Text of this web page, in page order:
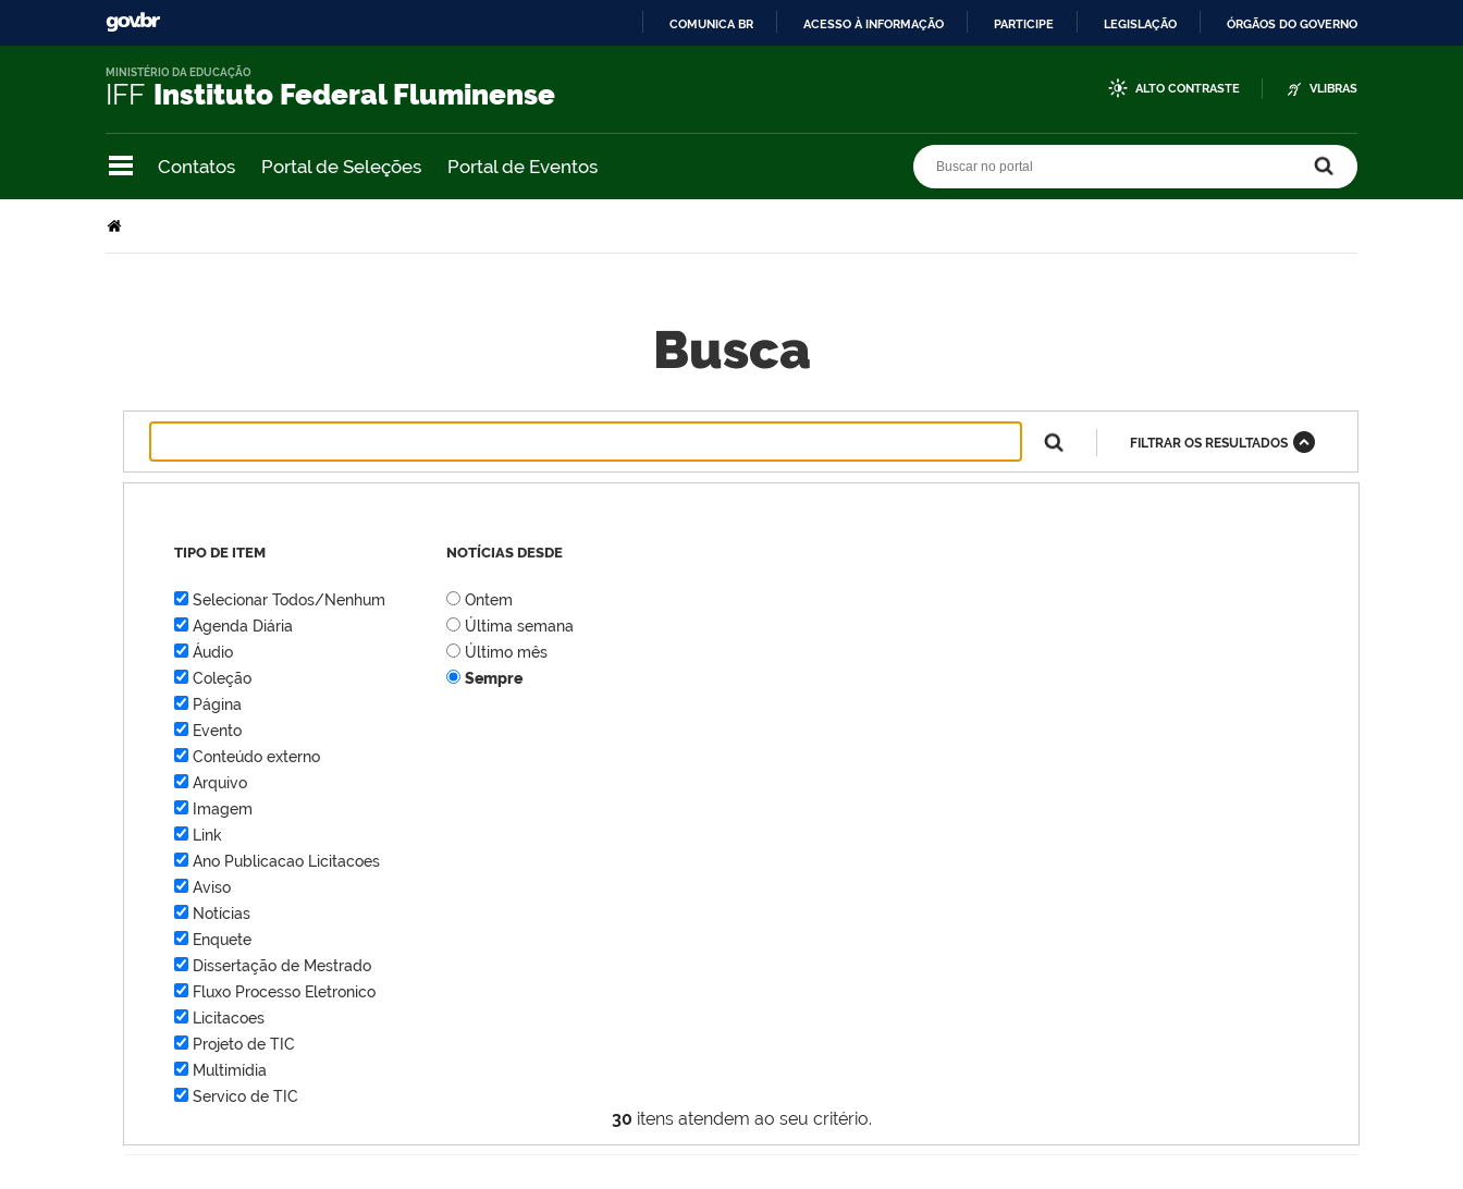
COMUNICA BR ACESSO À INFORMAÇÃO PARTICIPE LEGISLAÇÃO ÓRGÃOS DO GOVERNO
IFF Instituto Federal Fluminense
MINISTÉRIO DA EDUCAÇÃO
ALTO CONTRASTE VLIBRAS
Contatos Portal de Seleções Portal de Eventos
Busca
30 itens atendem ao seu critério.
FILTRAR OS RESULTADOS
TIPO DE ITEM
Selecionar Todos/Nenhum
Agenda Diária
Áudio
Coleção
Página
Evento
Conteúdo externo
Arquivo
Imagem
Link
Ano Publicacao Licitacoes
Aviso
Notícias
Enquete
Dissertação de Mestrado
Fluxo Processo Eletronico
Licitacoes
Projeto de TIC
Multimídia
Servico de TIC
NOTÍCIAS DESDE
Ontem
Última semana
Último mês
Sempre